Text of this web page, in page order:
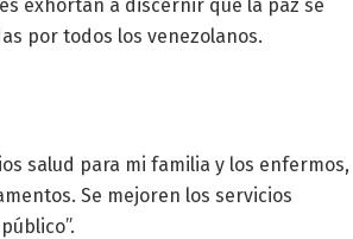
exhortan a discernir que la paz se
por todos los venezolanos.
salud para mi familia y los enfermos,
Se mejoren los servicios